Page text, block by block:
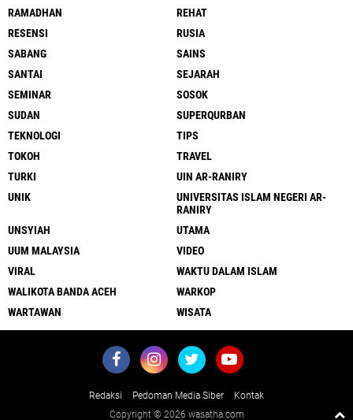
RAMADHAN
REHAT
RESENSI
RUSIA
SABANG
SAINS
SANTAI
SEJARAH
SEMINAR
SOSOK
SUDAN
SUPERQURBAN
TEKNOLOGI
TIPS
TOKOH
TRAVEL
TURKI
UIN AR-RANIRY
UNIK
UNIVERSITAS ISLAM NEGERI AR-
RANIRY
UNSYIAH
UTAMA
UUM MALAYSIA
VIDEO
VIRAL
WAKTU DALAM ISLAM
WALIKOTA BANDA ACEH
WARKOP
WARTAWAN
WISATA
Redaksi Pedoman Media Siber
Kontak
Copyright © 2026 wasatha.com